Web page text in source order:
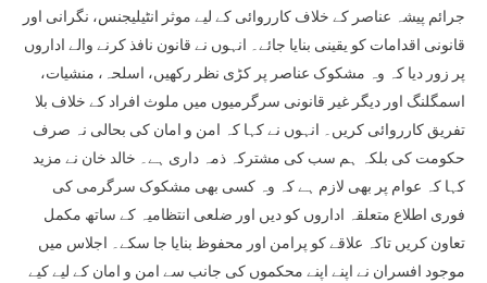
جرائم پیشہ عناصر کے خلاف کارروائی کے لیے موثر انٹیلیجنس، نگرانی اور
قانونی اقدامات کو یقینی بنایا جائے۔ انہوں نے قانون نافذ کرنے والے اداروں
پر زور دیا کہ وہ مشکوک عناصر پر کڑی نظر رکھیں، اسلحہ، منشیات،
اسمگلنگ اور دیگر غیر قانونی سرگرمیوں میں ملوث افراد کے خلاف بلا
تفریق کارروائی کریں۔ انہوں نے کہا کہ امن و امان کی بحالی نہ صرف
حکومت کی بلکہ ہم سب کی مشترکہ ذمہ داری ہے۔ خالد خان نے مزید
کہا کہ عوام پر بھی لازم ہے کہ وہ کسی بھی مشکوک سرگرمی کی
فوری اطلاع متعلقہ اداروں کو دیں اور ضلعی انتظامیہ کے ساتھ مکمل
تعاون کریں تاکہ علاقے کو پرامن اور محفوظ بنایا جا سکے۔ اجلاس میں
موجود افسران نے اپنے اپنے محکموں کی جانب سے امن و امان کے لیے کیے